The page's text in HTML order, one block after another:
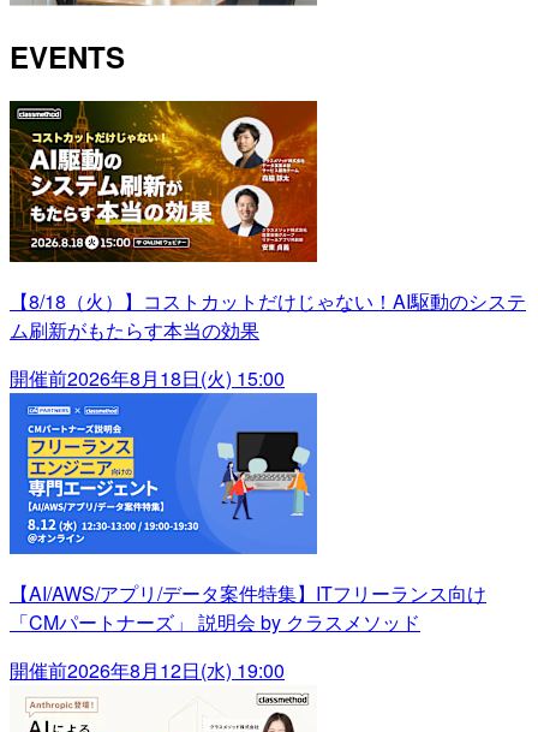
EVENTS
【8/18（火）】コストカットだけじゃない！AI駆動のシステ
ム刷新がもたらす本当の効果
開催前2026年8月18日(火) 15:00
【AI/AWS/アプリ/データ案件特集】ITフリーランス向け
「CMパートナーズ」 説明会 by クラスメソッド
開催前2026年8月12日(水) 19:00